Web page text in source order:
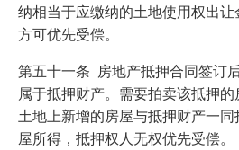
纳相当于应缴纳的土地使用权出
方可优先受偿。
第五十一条 房地产抵押合同签订
属于抵押财产。需要拍卖该抵押
土地上新增的房屋与抵押财产一
屋所得，抵押权人无权优先受偿。